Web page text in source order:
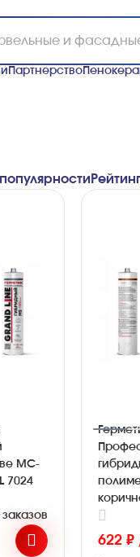
Партнерство
МС-
7024
заказов
622 ₽